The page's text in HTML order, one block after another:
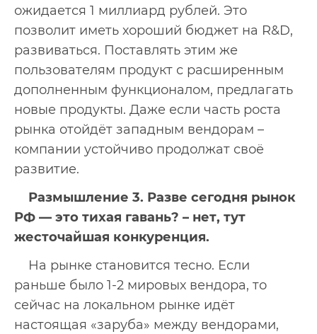
ожидается 1 миллиард рублей. Это
позволит иметь хороший бюджет на R&D,
развиваться. Поставлять этим же
пользователям продукт с расширенным
дополненным функционалом, предлагать
новые продукты. Даже если часть роста
рынка отойдёт западным вендорам –
компании устойчиво продолжат своё
развитие.
Размышление 3. Разве сегодня рынок
РФ — это тихая гавань? – нет, тут
жесточайшая конкуренция.
На рынке становится тесно. Если
раньше было 1-2 мировых вендора, то
сейчас на локальном рынке идёт
настоящая «заруба» между вендорами,